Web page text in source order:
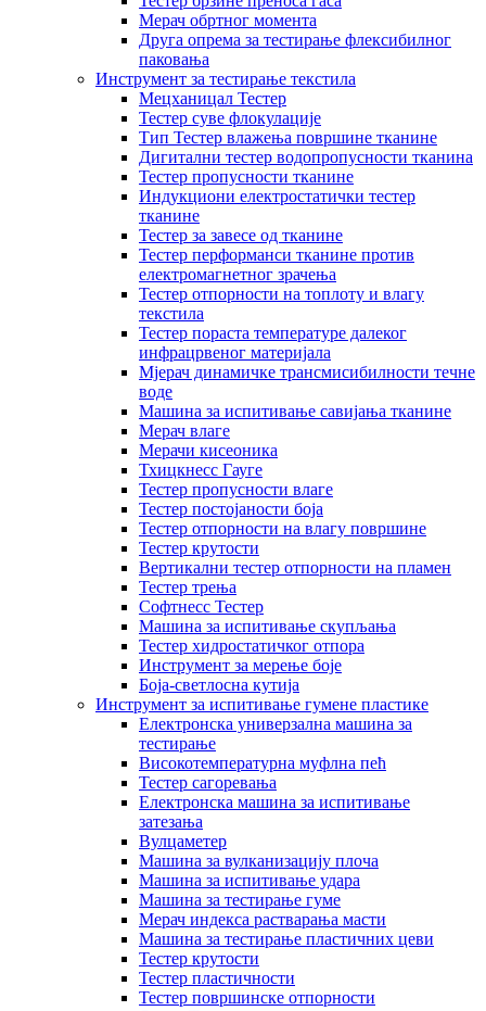
Мерач обртног момента
Друга опрема за тестирање флексибилног
паковања
Инструмент за тестирање текстила
Мецханицал Тестер
Тестер суве флокулације
Тип Тестер влажења површине тканине
Дигитални тестер водопропусности тканина
Тестер пропусности тканине
Индукциони електростатички тестер
тканине
Тестер за завесе од тканине
Тестер перформанси тканине против
електромагнетног зрачења
Тестер отпорности на топлоту и влагу
текстила
Тестер пораста температуре далеког
инфрацрвеног материјала
Мјерач динамичке трансмисибилности течне
воде
Машина за испитивање савијања тканине
Мерач влаге
Мерачи кисеоника
Тхицкнесс Гауге
Тестер пропусности влаге
Тестер постојаности боја
Тестер отпорности на влагу површине
Тестер крутости
Вертикални тестер отпорности на пламен
Тестер трења
Софтнесс Тестер
Машина за испитивање скупљања
Тестер хидростатичког отпора
Инструмент за мерење боје
Боја-светлосна кутија
Инструмент за испитивање гумене пластике
Електронска универзална машина за
тестирање
Високотемпературна муфлна пећ
Тестер сагоревања
Електронска машина за испитивање
затезања
Вулцаметер
Машина за вулканизацију плоча
Машина за испитивање удара
Машина за тестирање гуме
Мерач индекса растварања масти
Машина за тестирање пластичних цеви
Тестер крутости
Тестер пластичности
Тестер површинске отпорности